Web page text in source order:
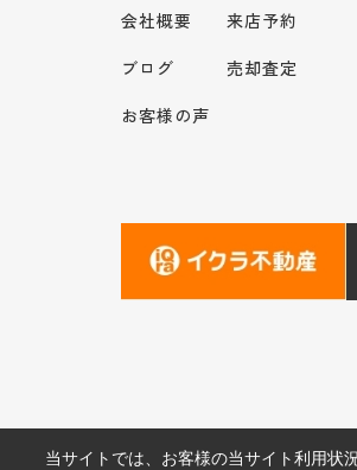
会社概要
ブログ
お客様の声
来店予約
売却査定
当サイトでは、お客様の当サイト利用状